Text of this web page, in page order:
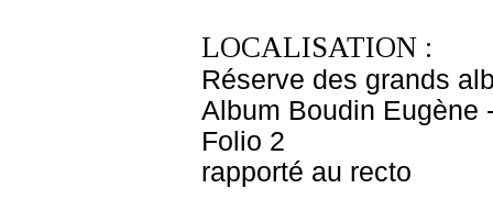
LOCALISATION :
Réserve des grands
Album Boudin Eugène
Folio 2
rapporté au recto